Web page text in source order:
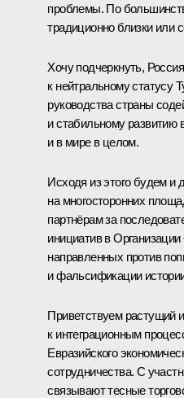
проблемы. По
традиционно близки или
Хочу подчеркнуть,
к нейтральному статусу
руководства страны
и стабильному развитию
и в мире в целом.
Исходя из этого будем и
на многосторонних
партнёрам за
инициатив в
направленных против
и фальсификации
Приветствуем растущий
к интеграционным
Евразийского
сотрудничества. С
связывают тесные